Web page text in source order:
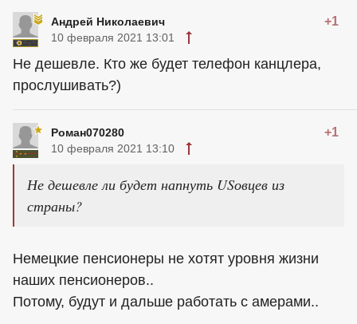
Андрей Николаевич +1
10 февраля 2021 13:01
Не дешевле. Кто же будет телефон канцлера,
прослушивать?)
Роман070280 +1
10 февраля 2021 13:10
Не дешевле ли будет напнуть USовцев из
страны?
Немецкие пенсионеры не хотят уровня жизни
наших пенсионеров..
Потому, будут и дальше работать с амерами..